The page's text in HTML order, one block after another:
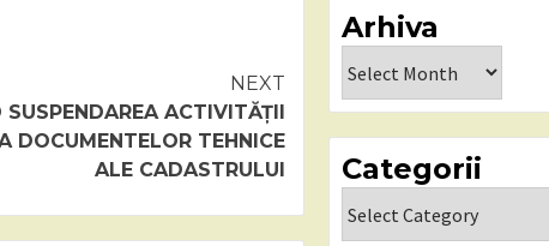
NEXT
ACTIVITĂȚII
DOCUMENTELOR TEHNICE
ALE CADASTRULUI
Arhiva
Categorii